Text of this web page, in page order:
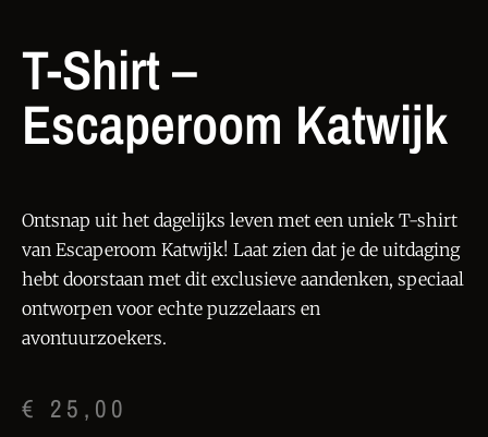
T-Shirt –
Escaperoom Katwijk
Ontsnap uit het dagelijks leven met een uniek T-shirt
van Escaperoom Katwijk! Laat zien dat je de uitdaging
hebt doorstaan met dit exclusieve aandenken, speciaal
ontworpen voor echte puzzelaars en
avontuurzoekers.
€ 25,00